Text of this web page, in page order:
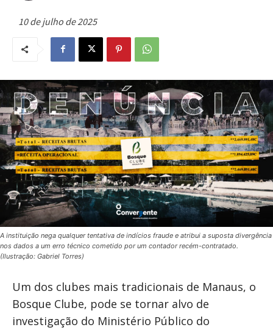
10 de julho de 2025
A instituição nega qualquer tentativa de indícios fraude e atribui a suposta divergência
nos dados a um erro técnico cometido por um contador recém-contratado.
(Ilustração: Gabriel Torres)
Um dos clubes mais tradicionais de Manaus, o
Bosque Clube, pode se tornar alvo de
investigação do Ministério Público do